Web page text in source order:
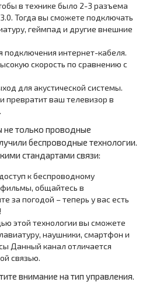
в технике было 2-3 разъема
Тогда вы сможете подключать
геймпад и другие внешние
интернет-кабеля.
скорость по сравнению с
для акустической системы.
превратит ваш телевизор в
не только проводные
беспроводные технологии.
стандартами связи:
к беспроводному
общайтесь в
за погодой – теперь у вас есть
этой технологии вы сможете
наушники, смартфон и
Данный канал отличается
связью.
внимание на тип управления.